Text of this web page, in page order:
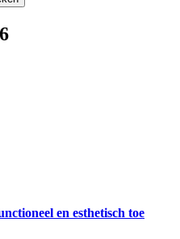
en esthetisch toe